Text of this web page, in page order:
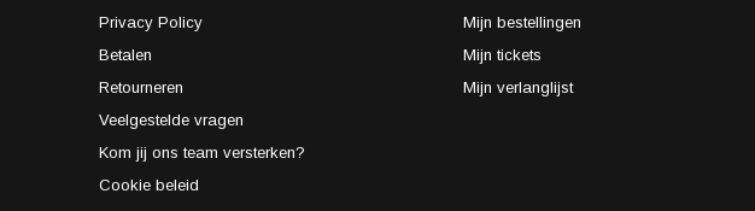
Privacy Policy
Betalen
Retourneren
Veelgestelde vragen
Kom jij ons team versterken?
Cookie beleid
Mijn bestellingen
Mijn tickets
Mijn verlanglijst